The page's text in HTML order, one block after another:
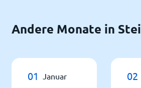
Andere Monate in
01 Januar 02